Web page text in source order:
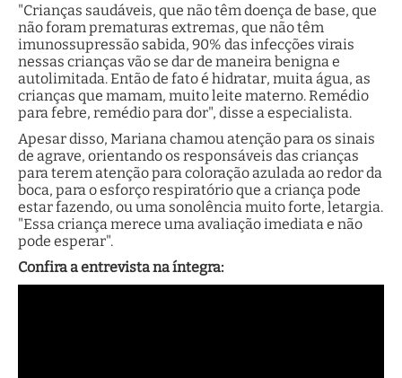
"Crianças saudáveis, que não têm doença de base, que
não foram prematuras extremas, que não têm
imunossupressão sabida, 90% das infecções virais
nessas crianças vão se dar de maneira benigna e
autolimitada. Então de fato é hidratar, muita água, as
crianças que mamam, muito leite materno. Remédio
para febre, remédio para dor", disse a especialista.
Apesar disso, Mariana chamou atenção para os sinais
de agrave, orientando os responsáveis das crianças
para terem atenção para coloração azulada ao redor da
boca, para o esforço respiratório que a criança pode
estar fazendo, ou uma sonolência muito forte, letargia.
"Essa criança merece uma avaliação imediata e não
pode esperar".
Confira a entrevista na íntegra: